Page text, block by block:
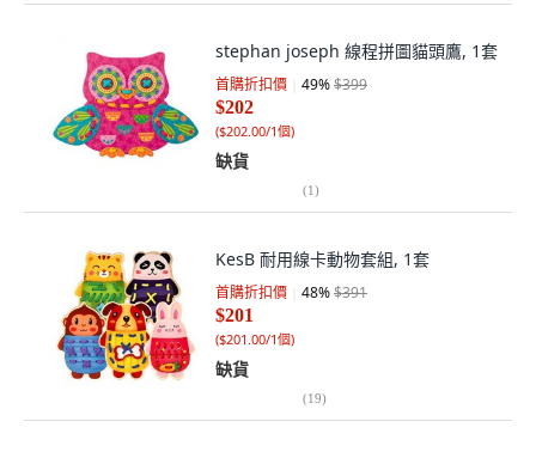
stephan joseph 線程拼圖貓頭鷹, 1套
首購折扣價 49%$399
$202
($202.00/1個)
缺貨
(1)
KesB 耐用線卡動物套組, 1套
首購折扣價 48%$391
$201
($201.00/1個)
缺貨
(19)